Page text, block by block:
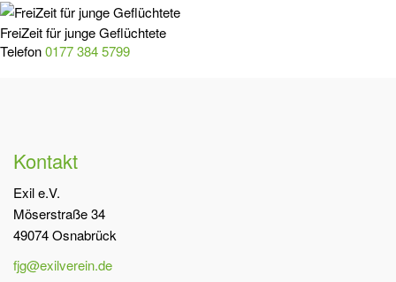
FreiZeit für junge Geflüchtete
Telefon0177 384 5799
Kontakt
Exil e.V.
Möserstraße 34
49074 Osnabrück
fjg@exilverein.de